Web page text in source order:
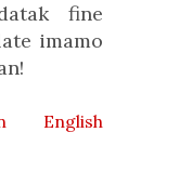
fine
imamo
English